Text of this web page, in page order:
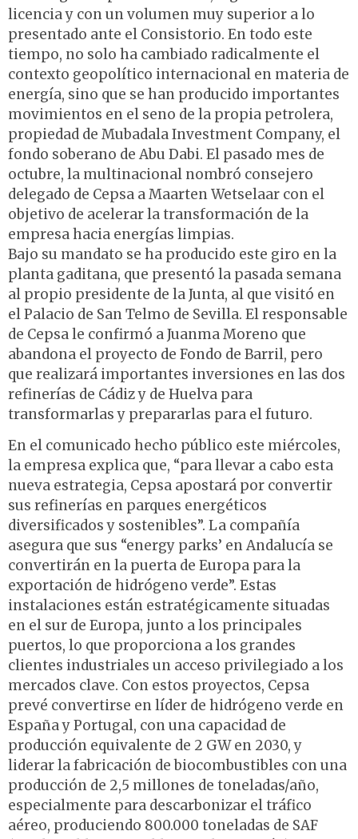
licencia y con un volumen muy superior a lo
presentado ante el Consistorio. En todo este
tiempo, no solo ha cambiado radicalmente el
contexto geopolítico internacional en materia de
energía, sino que se han producido importantes
movimientos en el seno de la propia petrolera,
propiedad de Mubadala Investment Company, el
fondo soberano de Abu Dabi. El pasado mes de
octubre, la multinacional nombró consejero
delegado de Cepsa a Maarten Wetselaar con el
objetivo de acelerar la transformación de la
empresa hacia energías limpias.
Bajo su mandato se ha producido este giro en la
planta gaditana, que presentó la pasada semana
al propio presidente de la Junta, al que visitó en
el Palacio de San Telmo de Sevilla. El responsable
de Cepsa le confirmó a Juanma Moreno que
abandona el proyecto de Fondo de Barril, pero
que realizará importantes inversiones en las dos
refinerías de Cádiz y de Huelva para
transformarlas y prepararlas para el futuro.
En el comunicado hecho público este miércoles,
la empresa explica que, “para llevar a cabo esta
nueva estrategia, Cepsa apostará por convertir
sus refinerías en parques energéticos
diversificados y sostenibles”. La compañía
asegura que sus “energy parks’ en Andalucía se
convertirán en la puerta de Europa para la
exportación de hidrógeno verde”. Estas
instalaciones están estratégicamente situadas
en el sur de Europa, junto a los principales
puertos, lo que proporciona a los grandes
clientes industriales un acceso privilegiado a los
mercados clave. Con estos proyectos, Cepsa
prevé convertirse en líder de hidrógeno verde en
España y Portugal, con una capacidad de
producción equivalente de 2 GW en 2030, y
liderar la fabricación de biocombustibles con una
producción de 2,5 millones de toneladas/año,
especialmente para descarbonizar el tráfico
aéreo, produciendo 800.000 toneladas de SAF